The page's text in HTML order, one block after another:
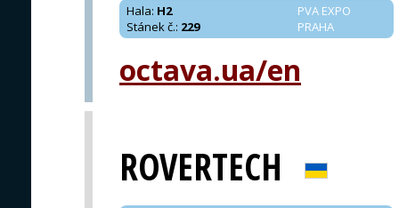
PVA EXPO
PRAHA
Hala: H2
Stánek č.: 229
octava.ua/en
ROVERTECH